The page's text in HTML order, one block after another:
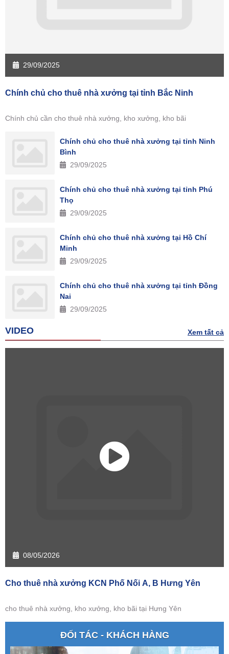
29/09/2025
Chính chủ cho thuê nhà xưởng tại tỉnh Bắc Ninh
Chính chủ cần cho thuê nhà xưởng, kho xưởng, kho bãi
Chính chủ cho thuê nhà xưởng tại tỉnh Ninh
Bình
29/09/2025
Chính chủ cho thuê nhà xưởng tại tỉnh Phú
Thọ
29/09/2025
Chính chủ cho thuê nhà xưởng tại Hồ Chí
Minh
29/09/2025
Chính chủ cho thuê nhà xưởng tại tỉnh Đồng
Nai
29/09/2025
VIDEO Xem tất cả
08/05/2026
Cho thuê nhà xưởng KCN Phố Nối A, B Hưng Yên
cho thuê nhà xưởng, kho xưởng, kho bãi tại Hưng Yên
ĐỐI TÁC - KHÁCH HÀNG